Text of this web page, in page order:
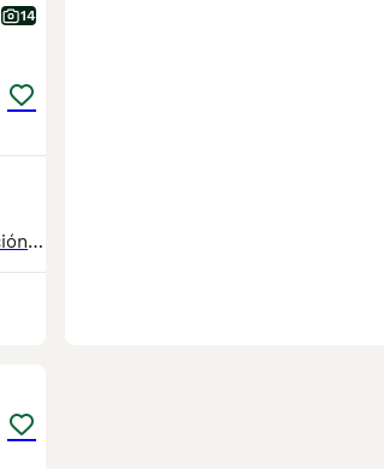
14
Presentamos la camada “FRENCHIE BLINDERS ”, una combinación única de genética, estructura y presencia que no se repite fácilmente. 💎 Compuesta por: * 2 hembras blue * 1 hembra blue merle * 1 macho blue 🔥 Todos con estructura Big Rope, excepto una de las hembras azules, manteniendo un equilibrio perfecto entre tipología, expresión y calidad. 🐾 Cachorros criados en ambiente familiar, dentro del hogar, con atención constante y contacto humano diario. Se entregan perfectamente socializados, acostumbrados a ruidos, manipulación y convivencia desde pequeños. 🚽 Ya comienzan a hacer sus necesidades en empapador, avanzando en su aprendizaje de forma natural y guiada. 👑 Son literalmente los reyes de la casa, criados como tal, con mimo, estabilidad y rutina, lo que se refleja en su carácter equilibrado y confiado. 📜 Se entregan con todas las garantías sanitarias, seguimiento veterinario y compromiso de crianza responsable, ofreciendo seguridad y tranquilidad a sus futuras familias 📲 Puedes conocer más sobre nosotros y ver cómo crecen en nuestro Instagram: @latribull_ 📩 Camada exclusiva y limitada. Precio segun el cachorro. Solo para familias que valoren calidad, estructura y crianza real desde el hogar.